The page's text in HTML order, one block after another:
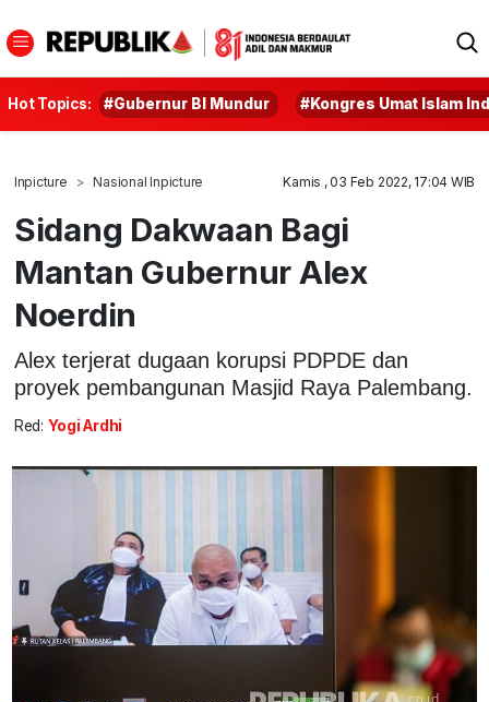
Hot Topics: #Gubernur BI Mundur #Kongres Umat Islam
Inpicture Nasional Inpicture Kamis , 03 Feb 2022, 17:04 WIB
Sidang Dakwaan Bagi
Mantan Gubernur Alex
Noerdin
Alex terjerat dugaan korupsi PDPDE dan
proyek pembangunan Masjid Raya Palembang.
Red: Yogi Ardhi